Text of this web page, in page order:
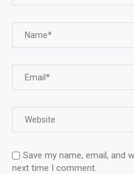
Save my name, email, and
next time I comment.